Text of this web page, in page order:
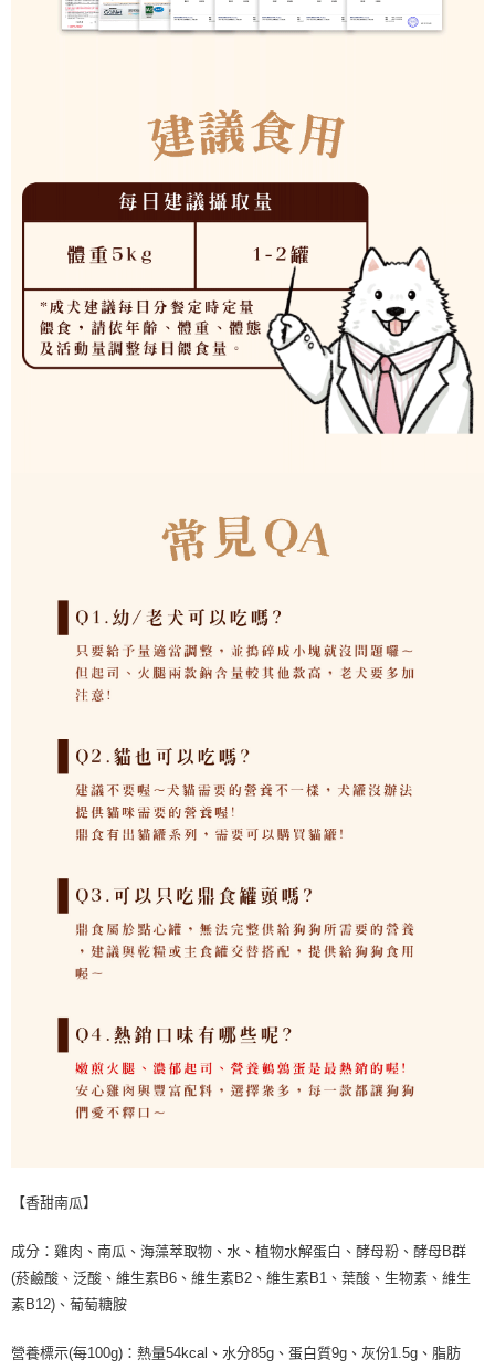
【香甜南瓜】
成分：雞肉、南瓜、海藻萃取物、水、植物水解蛋白、酵母粉、酵母B群
(菸鹼酸、泛酸、維生素B6、維生素B2、維生素B1、葉酸、生物素、維生
素B12)、葡萄糖胺
營養標示(每100g)：熱量54kcal、水分85g、蛋白質9g、灰份1.5g、脂肪